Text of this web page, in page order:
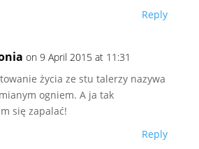
Reply
on 9 April 2015 at 11:31
życia ze stu talerzy nazywa
ogniem. A ja tak
się zapalać!
Reply